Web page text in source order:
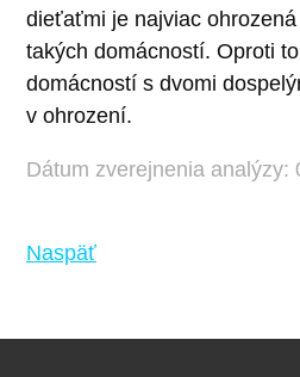
dieťaťmi je najviac
takých domácností. Oproti
domácností s dvomi
v ohrození.
Dátum zverejnenia analýzy:
Naspäť